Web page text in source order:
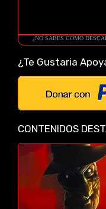
¿NO SABES COMO
¿Te Gustaria
CONTENIDOS